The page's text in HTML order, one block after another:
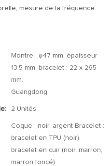
mesure de la fréquence
Montre : φ47 mm, épaisseur
13,5 mm, bracelet : 22 x 265
mm.
Guangdong
2 Unités
Coque : noir, argent Bracelet :
bracelet en TPU (noir),
bracelet en cuir (noir, marron,
marron foncé)